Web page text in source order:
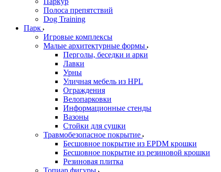
Полоса препятствий
Dog Training
Парк
Игровые комплексы
Малые архитектурные формы
Перголы, беседки и арки
Лавки
Урны
Уличная мебель из HPL
Ограждения
Велопарковки
Информационные стенды
Вазоны
Стойки для сушки
Травмобезопасное покрытие
Бесшовное покрытие из EPDM крошки
Бесшовное покрытие из резиновой крошки
Резиновая плитка
Топиар фигуры